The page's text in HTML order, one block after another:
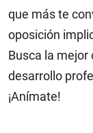
que más te
oposición
Busca la mejor
desarrollo
¡Anímate!